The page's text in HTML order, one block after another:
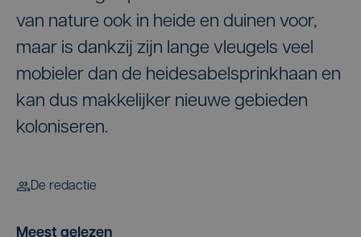
van nature ook in heide en duinen voor,
maar is dankzij zijn lange vleugels veel
mobieler dan de heidesabelsprinkhaan en
kan dus makkelijker nieuwe gebieden
koloniseren.
De redactie
Meest gelezen